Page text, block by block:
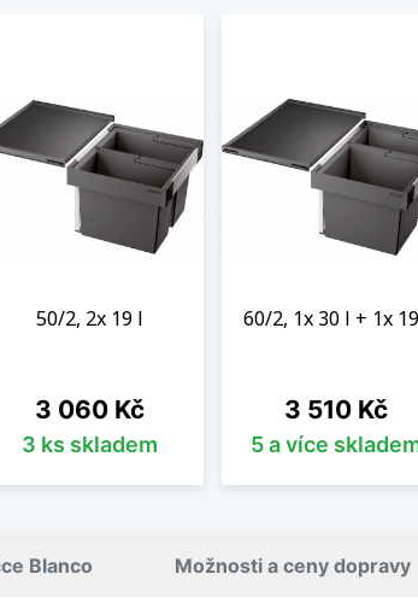
50/2, 2x 19 l
Cena
3 060 Kč
3 ks skladem
60/2, 1x 30 l + 1x
Cena
3 510 Kč
5 a více
Blanco Možnosti a ceny dopravy